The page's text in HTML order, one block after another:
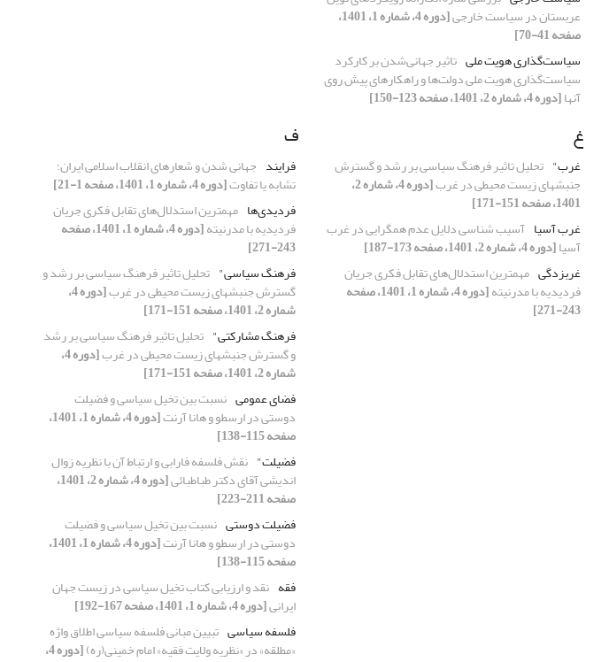
عربستان در سیاست خارجی [دوره 4، شماره 1، 1401،
صفحه 41-70]
سیاست‌گذاری هویت ملی تاثیر جهانی‌شدن بر کارکرد
سیاست‌گذاری‌ هویت ملی دولت‌ها و راهکارهای پیش روی
آنها[دوره 4، شماره 2، 1401، صفحه 123-150]
غ
غرب" تحلیل تاثیر فرهنگ سیاسی بر رشد و گسترش
جنبشهای زیست محیطی در غرب [دوره 4، شماره 2،
1401، صفحه 151-171]
غرب آسیا آسیب شناسی دلایل عدم همگرایی در غرب
آسیا[دوره 4، شماره 2، 1401، صفحه 173-187]
غربزدگی مهمترین استدلال‌های تقابل فکری جریان
فردیدیه با مدرنیته [دوره 4، شماره 1، 1401، صفحه
243-271]
ف
فرایند جهانی شدن و شعارهای انقلاب اسلامی ایران؛
تشابه یا تفاوت[دوره 4، شماره 1، 1401، صفحه 1-21]
فردیدی‌ها مهمترین استدلال‌های تقابل فکری جریان
فردیدیه با مدرنیته [دوره 4، شماره 1، 1401، صفحه
243-271]
فرهنگ سیاسی" تحلیل تاثیر فرهنگ سیاسی بر رشد و
گسترش جنبشهای زیست محیطی در غرب [دوره 4،
شماره 2، 1401، صفحه 151-171]
فرهنگ مشارکتی" تحلیل تاثیر فرهنگ سیاسی بر رشد
و گسترش جنبشهای زیست محیطی در غرب [دوره 4،
شماره 2، 1401، صفحه 151-171]
فضای عمومی نسبت بین تخیل سیاسی و فضیلت
دوستی در ارسطو و هانا آرنت [دوره 4، شماره 1، 1401،
صفحه 115-138]
فضیلت" نقش فلسفه فارابی و ارتباط آن با نظریه زوال
اندیشی آقای دکتر طباطبائی [دوره 4، شماره 2، 1401،
صفحه 211-223]
فضیلت دوستی نسبت بین تخیل سیاسی و فضیلت
دوستی در ارسطو و هانا آرنت [دوره 4، شماره 1، 1401،
صفحه 115-138]
فقه نقد و ارزیابی کتاب تخیل سیاسی در زیست جهان
ایرانی[دوره 4، شماره 1، 1401، صفحه 167-192]
فلسفه سیاسی تبیین مبانی فلسفه سیاسی اطلاق واژه
«مطلقه» در «نظریه ولایت فقیه» امام خمینی(ره) [دوره 4،